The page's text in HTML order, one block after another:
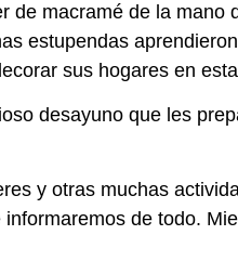
de macramé de la mano
estupendas
sus hogares en
desayuno que les
y otras muchas
de todo.